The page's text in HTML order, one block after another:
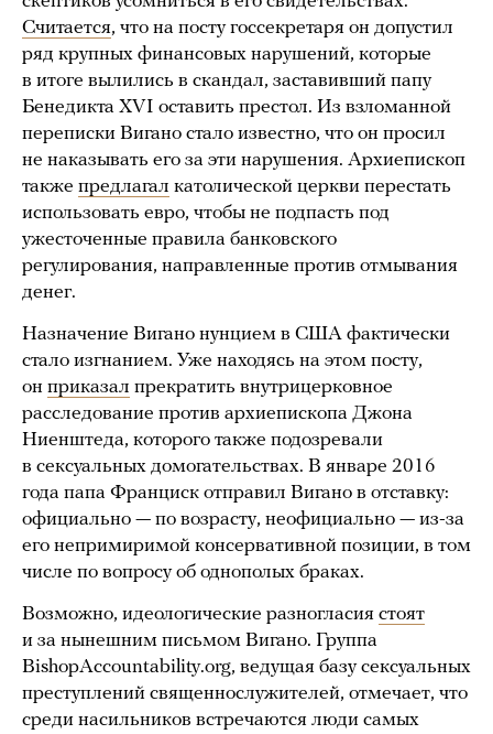
Считается, что на посту госсекретаря он допустил
ряд крупных финансовых нарушений, которые
в итоге вылились в скандал, заставивший папу
Бенедикта XVI оставить престол. Из взломанной
переписки Вигано стало известно, что он просил
не наказывать его за эти нарушения. Архиепископ
также предлагал католической церкви перестать
использовать евро, чтобы не подпасть под
ужесточенные правила банковского
регулирования, направленные против отмывания
денег.
Назначение Вигано нунцием в США фактически
стало изгнанием. Уже находясь на этом посту,
он приказал прекратить внутрицерковное
расследование против архиепископа Джона
Ниенштеда, которого также подозревали
в сексуальных домогательствах. В январе 2016
года папа Франциск отправил Вигано в отставку:
официально — по возрасту, неофициально — из-за
его непримиримой консервативной позиции, в том
числе по вопросу об однополых браках.
Возможно, идеологические разногласия стоят
и за нынешним письмом Вигано. Группа
BishopAccountability.org, ведущая базу сексуальных
преступлений священнослужителей, отмечает, что
среди насильников встречаются люди самых